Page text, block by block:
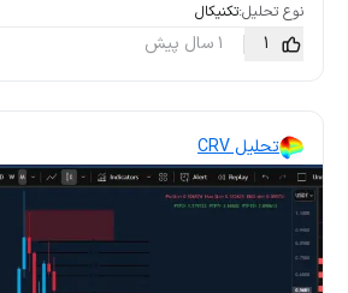
نوع تحلیل:تکنیکال
1 1 سال پیش
تحلیل CRV